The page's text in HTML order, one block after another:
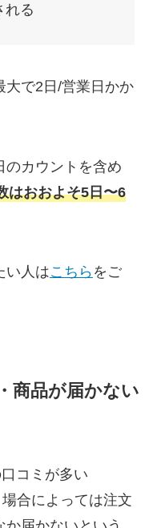
れる
大で2日/営業日かか
のカウントを含め
はおおよそ5日〜6
い人はこちら をご
商品が届かない
コミが多い
合によっては注文